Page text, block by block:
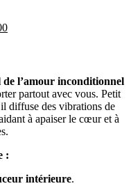
de l’amour inconditionnel
partout avec vous. Petit
diffuse des vibrations de
à apaiser le cœur et à
:
intérieure.